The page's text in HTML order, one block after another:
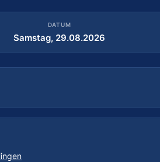
DATUM
Samstag, 29.08.2026
ANWURF
18:00 Uhr